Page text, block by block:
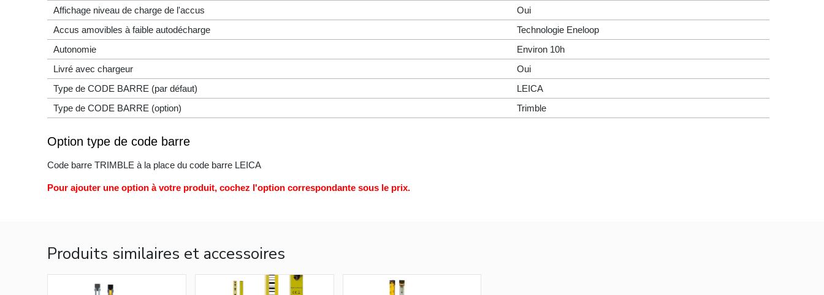
Affichage niveau de charge de l'accus
Oui
Accus amovibles à faible autodécharge
Technologie Eneloop
Autonomie
Environ 10h
Livré avec chargeur
Oui
Type de CODE BARRE (par défaut)
LEICA
Type de CODE BARRE (option)
Trimble
Option type de code barre
Code barre TRIMBLE à la place du code barre LEICA
Pour ajouter une option à votre produit, cochez l'option correspondante sous le prix.
Produits similaires et accessoires